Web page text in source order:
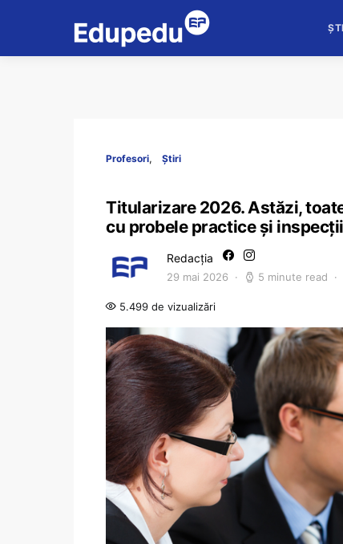
Profesori Știri
Titularizare 2026. Astăzi,
cu probele practice și
Redacția
29 mai 2026 5 minute read
5.499 de vizualizări